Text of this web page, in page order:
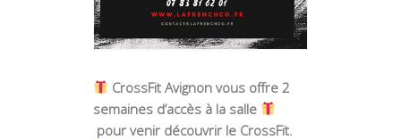
CrossFit Avignon vous offre 2
semaines d’accès à la salle
pour venir découvrir le CrossFit.